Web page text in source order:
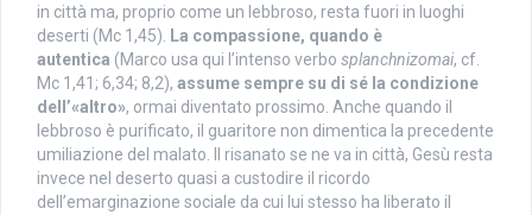
in città ma, proprio come un lebbroso, resta fuori in luoghi
deserti (Mc 1,45).
La compassione, quando è
autentica (Marco usa qui l’intenso verbo splanchnizomai, cf.
Mc 1,41; 6,34; 8,2), assume sempre su di sé la condizione
dell’«altro», ormai diventato prossimo. Anche quando il
lebbroso è purificato, il guaritore non dimentica la precedente
umiliazione del malato. Il risanato se ne va in città, Gesù resta
invece nel deserto quasi a custodire il ricordo
dell’emarginazione sociale da cui lui stesso ha liberato il